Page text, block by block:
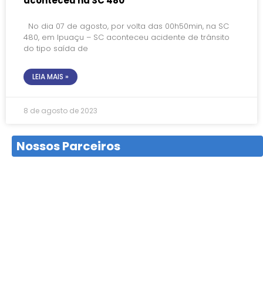
No dia 07 de agosto, por volta das 00h50min, na SC
480, em Ipuaçu – SC aconteceu acidente de trânsito
do tipo saída de
LEIA MAIS »
8 de agosto de 2023
Nossos Parceiros